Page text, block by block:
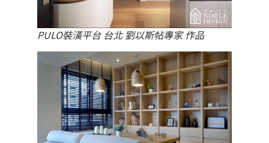
PULO裝潢平台 台北 劉以斯帖專家 作品